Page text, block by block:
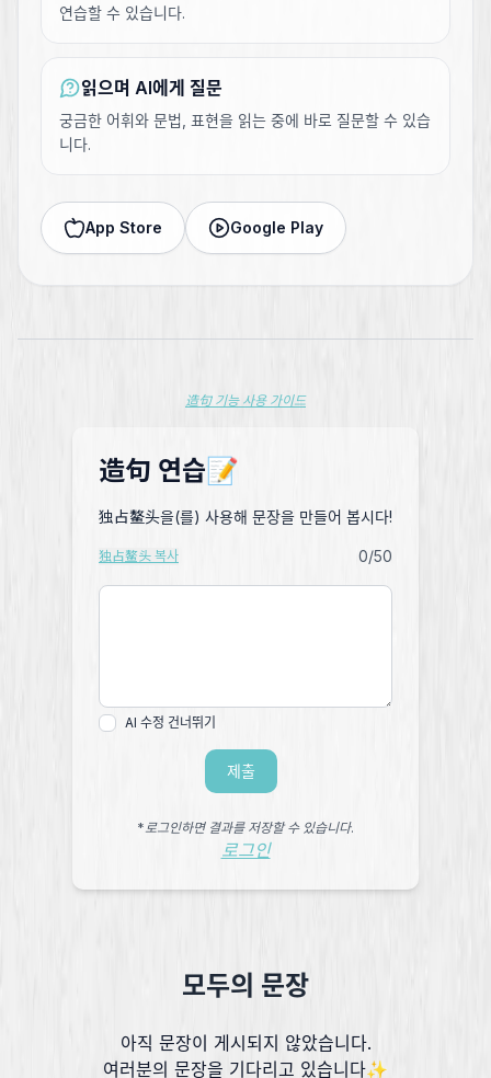
연습할 수 있습니다.
읽으며 AI에게 질문
궁금한 어휘와 문법, 표현을 읽는 중에 바로 질문할 수 있습
니다.
App Store Google Play
造句 기능 사용 가이드
造句 연습📝
独占鳌头을(를) 사용해 문장을 만들어 봅시다!
独占鳌头 복사 0/50
AI 수정 건너뛰기
제출
*로그인하면 결과를 저장할 수 있습니다.
로그인
모두의 문장
아직 문장이 게시되지 않았습니다.
여러분의 문장을 기다리고 있습니다✨